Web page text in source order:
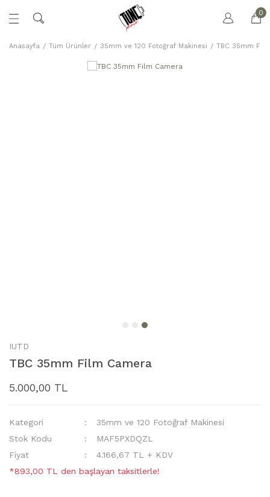
0
Anasayfa Tüm Ürünler 35mm ve 120 Fotoğraf Makinesi TBC 35mm
IUTD
TBC 35mm Film Camera
5.000,00 TL
Kategori
35mm ve 120 Fotoğraf Makinesi
Stok Kodu
MAF5PXDQZL
Fiyat
4.166,67 TL + KDV
*893,00 TL den başlayan taksitlerle!